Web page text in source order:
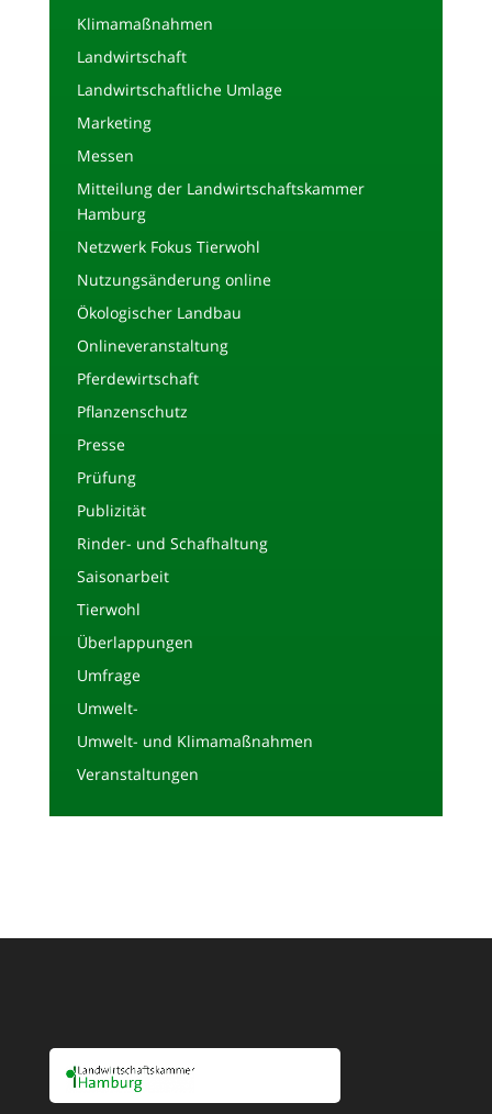
Klimamaßnahmen
Landwirtschaft
Landwirtschaftliche Umlage
Marketing
Messen
Mitteilung der Landwirtschaftskammer
Hamburg
Netzwerk Fokus Tierwohl
Nutzungsänderung online
Ökologischer Landbau
Onlineveranstaltung
Pferdewirtschaft
Pflanzenschutz
Presse
Prüfung
Publizität
Rinder- und Schafhaltung
Saisonarbeit
Tierwohl
Überlappungen
Umfrage
Umwelt-
Umwelt- und Klimamaßnahmen
Veranstaltungen